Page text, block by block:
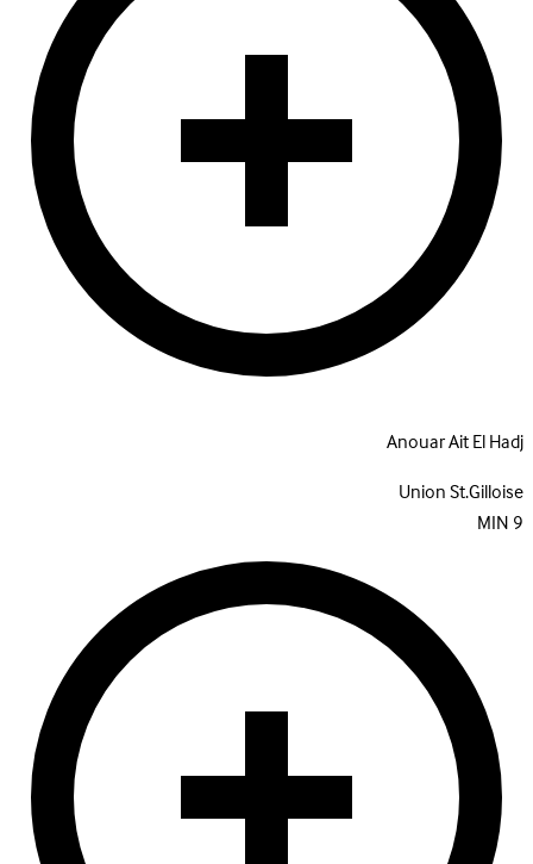
Anouar Ait El Hadj
Union St.Gilloise
9
MIN